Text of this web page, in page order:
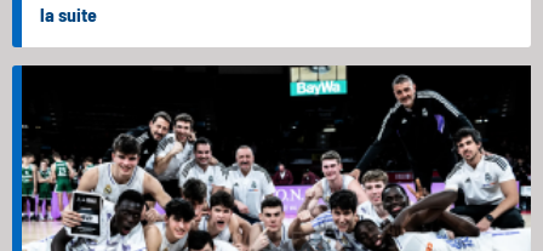
la suite